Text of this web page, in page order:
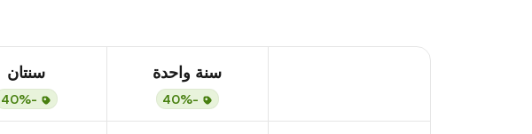
سنة واحدة
-40%
سنتان
-40%